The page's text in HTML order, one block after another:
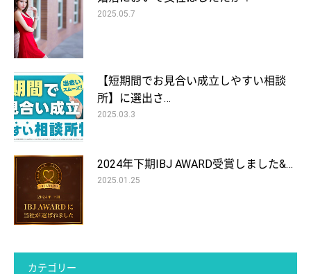
2025.05.7
【短期間でお見合い成立しやすい相談
所】に選出さ…
2025.03.3
2024年下期IBJ AWARD受賞しました&…
2025.01.25
カテゴリー